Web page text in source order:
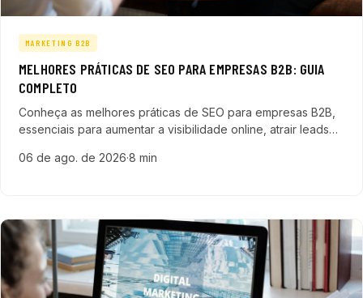
MARKETING B2B
MELHORES PRÁTICAS DE SEO PARA EMPRESAS B2B: GUIA
COMPLETO
Conheça as melhores práticas de SEO para empresas B2B,
essenciais para aumentar a visibilidade online, atrair leads
tecnologia.
06 de ago. de 2026·8 min